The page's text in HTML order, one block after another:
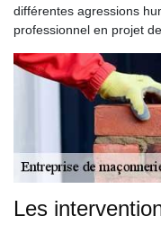
différentes agressions
professionnel en projet
Les